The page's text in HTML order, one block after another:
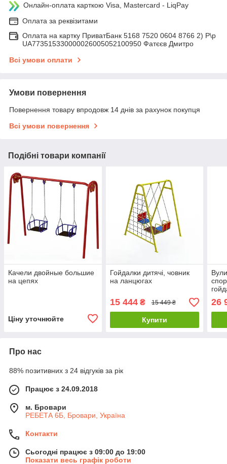
Онлайн-оплата карткою Visa, Mastercard - LiqPay
Оплата за реквізитами
Оплата на картку ПриватБанк 5168 7520 0604 8766 2) Р\р
UA773515330000026005052100950 Фатєєв Дмитро
Всі умови оплати
Умови повернення
Повернення товару впродовж 14 днів за рахунок покупця
Всі умови повернення
Подібні товари компанії
Качели двойные большие
на цепях
Ціну уточнюйте
Гойдалки дитячі, човник
на ланцюгах
15 444₴ 15 449 ₴
Купити
26
Про нас
88% позитивних з 24 відгуків за рік
Працює з 24.09.2018
м. Бровари
РЕБЕТА 6Б, Бровари, Україна
Контакти
Сьогодні працює з 09:00 до 19:00
Показати весь графік роботи